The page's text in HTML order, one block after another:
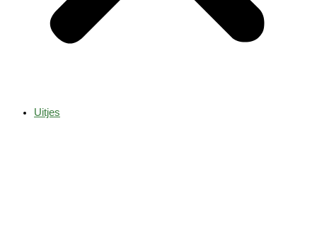
Uitjes